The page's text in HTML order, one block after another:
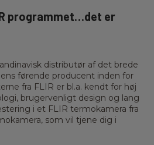
programmet…det er
distributør af det brede
førende producent inden for
fra FLIR er bl.a. kendt for høj
brugervenligt design og lang
i et FLIR termokamera fra
som vil tjene dig i